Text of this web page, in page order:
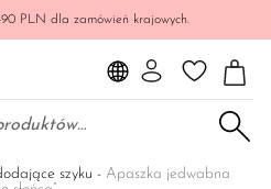
PLN dla zamówień krajowych.
Szukaj:
szyku - Apaszka jedwabna